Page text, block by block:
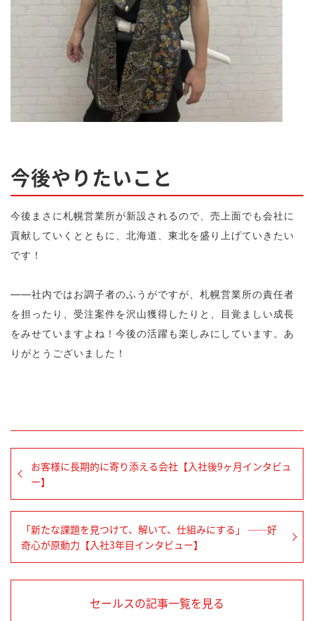
今後やりたいこと
今後まさに札幌営業所が新設されるので、売上面でも会社に
貢献していくとともに、北海道、東北を盛り上げていきたい
です！
——社内ではお調子者のふうがですが、札幌営業所の責任者
を担ったり、受注案件を沢山獲得したりと、目覚ましい成長
をみせていますよね！今後の活躍も楽しみにしています。あ
りがとうございました！
お客様に長期的に寄り添える会社【入社後9ヶ月インタビュ
ー】
「新たな課題を見つけて、解いて、仕組みにする」 ――好
奇心が原動力【入社3年目インタビュー】
セールスの記事一覧を見る